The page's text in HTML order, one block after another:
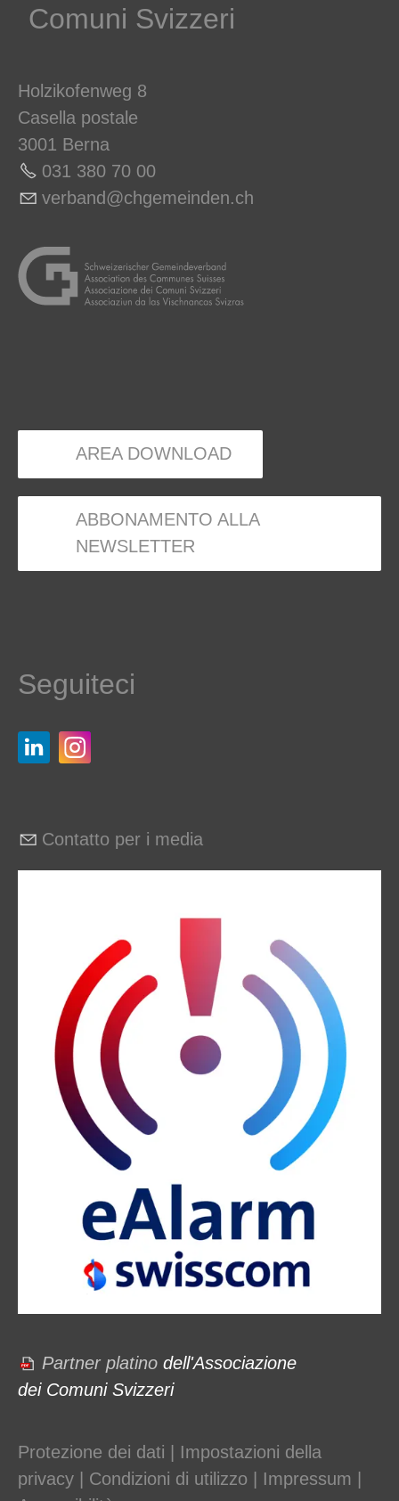
Comuni Svizzeri
Holzikofenweg 8
Casella postale
3001 Berna
031 380 70 00
v rb nd chg m nd n ch
AREA DOWNLOAD
ABBONAMENTO ALLA
NEWSLETTER
Seguiteci
Contatto per i media
Partner platino dell'Associazione
dei Comuni Svizzeri
Protezione dei dati
Impostazioni della
privacy
Condizioni di utilizzo Impressum